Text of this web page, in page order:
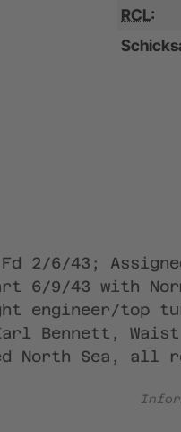
RCL:
2/6/43;
6/9/43 with
engineer/top
Bennett, Waist
North Sea, all